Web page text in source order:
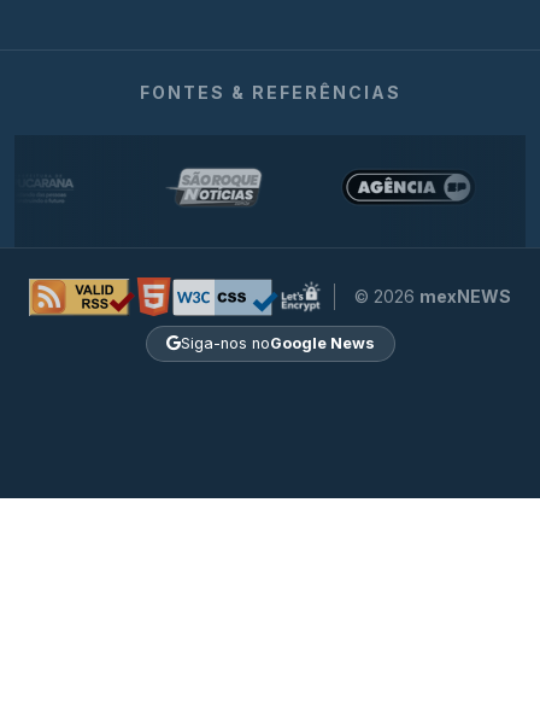
FONTES & REFERÊNCIAS
© 2026 mexNEWS
Siga-nos noGoogle News